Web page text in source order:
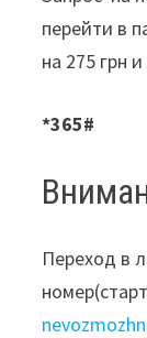
перейти в
на 275 грн
*365#
Переход в